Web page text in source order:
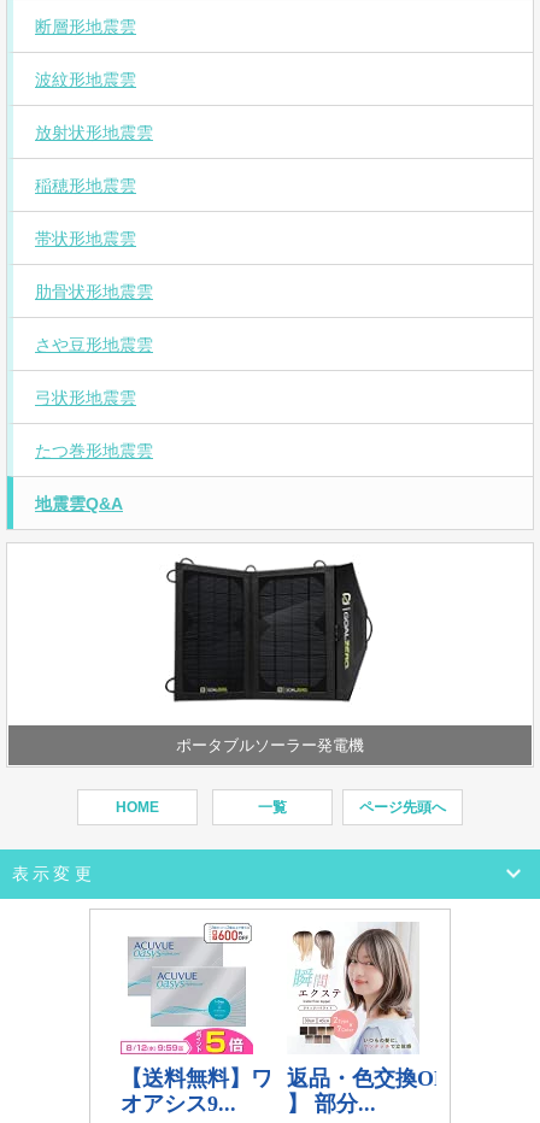
断層形地震雲
波紋形地震雲
放射状形地震雲
稲穂形地震雲
帯状形地震雲
肋骨状形地震雲
さや豆形地震雲
弓状形地震雲
たつ巻形地震雲
地震雲Q&A
ポータブルソーラー発電機
HOME 一覧 ページ先頭へ
表示変更